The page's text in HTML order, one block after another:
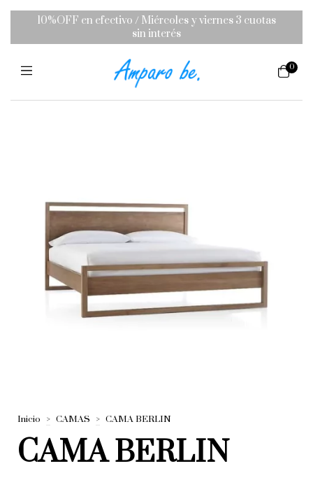
10%OFF en efectivo / Miércoles y viernes 3 cuotas
sin interés
0
Inicio > CAMAS > CAMA BERLIN
CAMA BERLIN